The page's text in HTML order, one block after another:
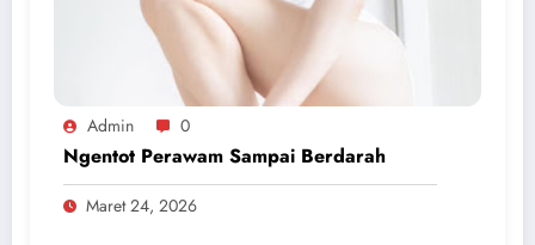
Admin 0
Ngentot Perawam Sampai Berdarah
Maret 24, 2026